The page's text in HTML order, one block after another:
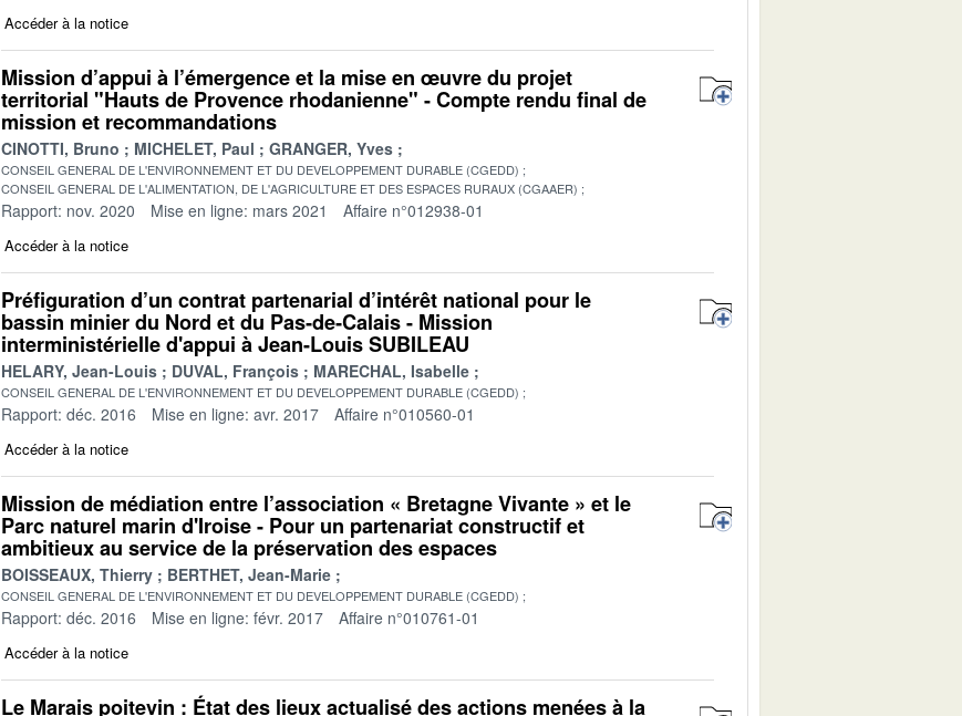
Accéder à la notice
Mission d’appui à l’émergence et la mise en œuvre du projet
territorial "Hauts de Provence rhodanienne" - Compte rendu final de
mission et recommandations
CINOTTI, Bruno MICHELET, Paul GRANGER, Yves
CONSEIL GENERAL DE L'ENVIRONNEMENT ET DU DEVELOPPEMENT DURABLE (CGEDD)
CONSEIL GENERAL DE L'ALIMENTATION, DE L'AGRICULTURE ET DES ESPACES RURAUX (CGAAER)
Rapport: nov. 2020 Mise en ligne: mars 2021 Affaire n°012938-01
Accéder à la notice
Préfiguration d’un contrat partenarial d’intérêt national pour le
bassin minier du Nord et du Pas‐de‐Calais - Mission
interministérielle d'appui à Jean-Louis SUBILEAU
HELARY, Jean-Louis DUVAL, François MARECHAL, Isabelle
CONSEIL GENERAL DE L'ENVIRONNEMENT ET DU DEVELOPPEMENT DURABLE (CGEDD)
Rapport: déc. 2016 Mise en ligne: avr. 2017 Affaire n°010560-01
Accéder à la notice
Mission de médiation entre l’association « Bretagne Vivante » et le
Parc naturel marin d'Iroise - Pour un partenariat constructif et
ambitieux au service de la préservation des espaces
BOISSEAUX, Thierry BERTHET, Jean-Marie
CONSEIL GENERAL DE L'ENVIRONNEMENT ET DU DEVELOPPEMENT DURABLE (CGEDD)
Rapport: déc. 2016 Mise en ligne: févr. 2017 Affaire n°010761-01
Accéder à la notice
Le Marais poitevin : État des lieux actualisé des actions menées à la